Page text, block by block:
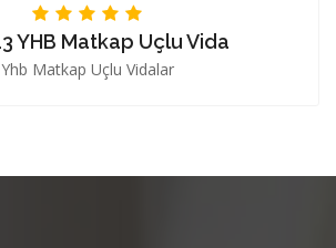
YHB Matkap Uçlu Vida
Yhb Matkap Uçlu Vidalar